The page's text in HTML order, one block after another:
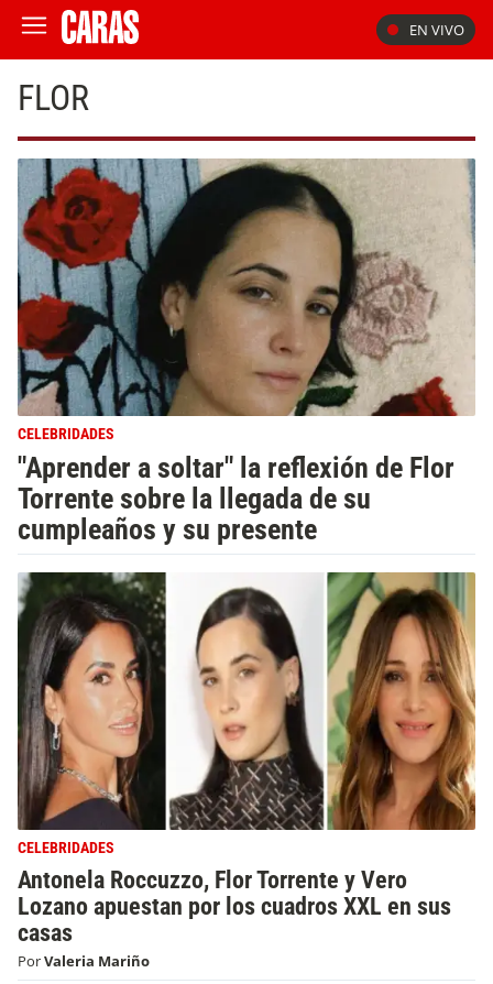
EN VIVO
FLOR
CELEBRIDADES
"Aprender a soltar" la reflexión de Flor
Torrente sobre la llegada de su
cumpleaños y su presente
CELEBRIDADES
Antonela Roccuzzo, Flor Torrente y Vero
Lozano apuestan por los cuadros XXL en sus
casas
PorValeria Mariño